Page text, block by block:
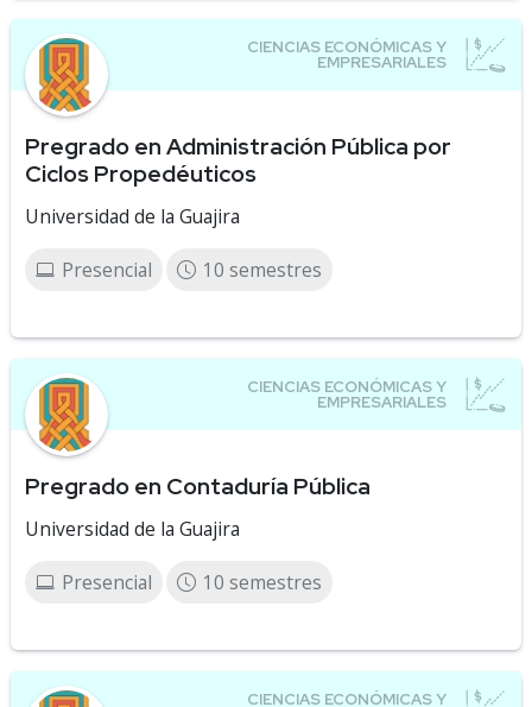
Pregrado en Administración Pública por
Ciclos Propedéuticos
Universidad de la Guajira
Presencial 10 semestres
Pregrado en Contaduría Pública
Universidad de la Guajira
Presencial 10 semestres